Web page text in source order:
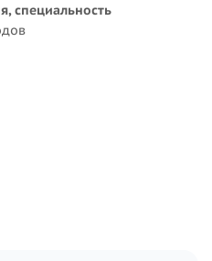
специальность